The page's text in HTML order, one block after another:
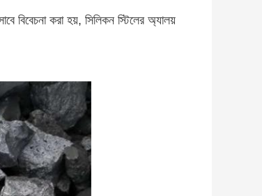
বিবেচনা করা হয়, সিলিকন স্টিলের অ্যালয়